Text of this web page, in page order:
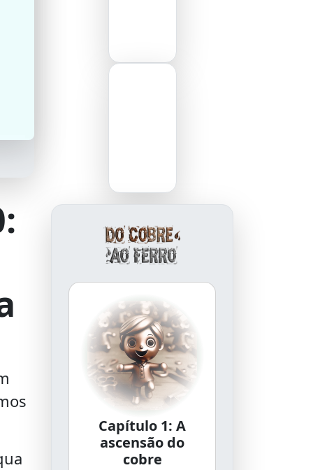
Capítulo 1: A
ascensão do
cobre